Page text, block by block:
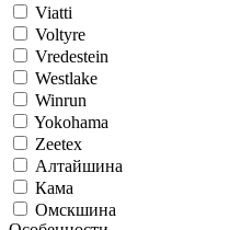
Viatti
Voltyre
Vredestein
Westlake
Winrun
Yokohama
Zeetex
Алтайшина
Кама
Омскшина